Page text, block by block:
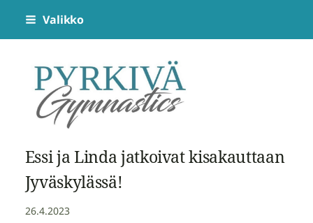
Siirry
sivun
sisältöön
Valikko
Pyrkivä Gymnastics
Essi ja Linda jatkoivat kisakauttaan
Jyväskylässä!
26.4.2023